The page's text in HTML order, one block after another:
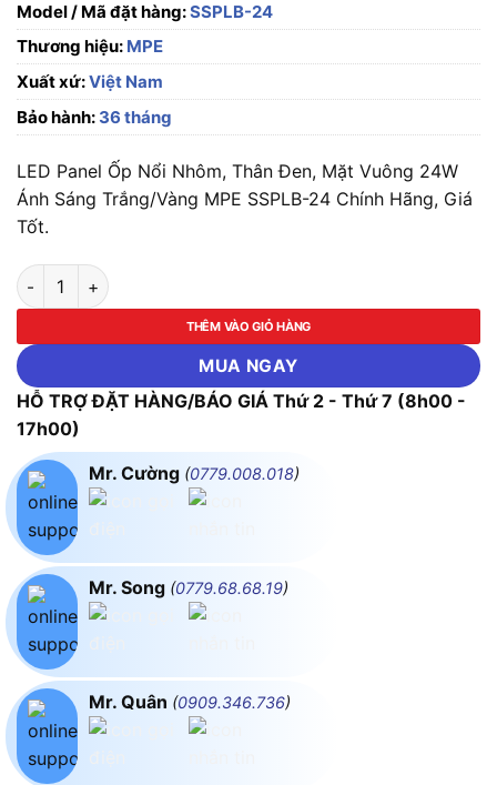
Model / Mã đặt hàng:SSPLB-24
Thương hiệu: MPE
Xuất xứ:Việt Nam
Bảo hành: 36 tháng
LED Panel Ốp Nổi Nhôm, Thân Đen, Mặt Vuông 24W
Ánh Sáng Trắng/Vàng MPE SSPLB-24 Chính Hãng, Giá
Tốt.
LED Panel Ốp Nổi Nhôm, Thân Đen, Mặt Vuông 24W Ánh
THÊM VÀO GIỎ HÀNG
MUA NGAY
HỖ TRỢ ĐẶT HÀNG/BÁO GIÁ Thứ 2 - Thứ 7 (8h00 -
17h00)
Mr. Cường (0779.008.018)
Mr. Song (0779.68.68.19)
Mr. Quân (0909.346.736)